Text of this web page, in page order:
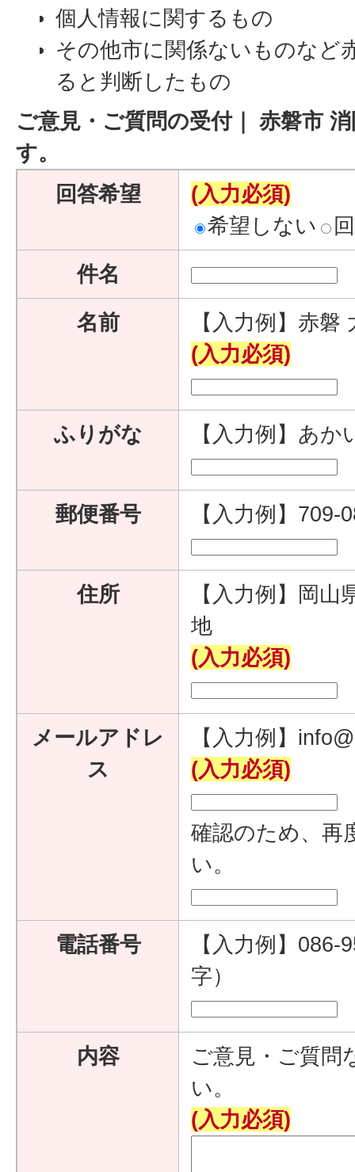
個人情報に関するもの
その他市に関係ないものなど
ると判断したもの
ご意見・ご質問の受付｜ 赤磐市
す。
回答希望
(入力必須)
希望しない
件名
名前
【入力例】赤磐
(入力必須)
ふりがな 【入力例】あ
郵便番号 【入力例】
住所
【入力例】岡
地
(入力必須)
メールアドレ
ス
【入力例】
(入力必須)
確認のため、再
い。
電話番号
【入力例】
字）
内容
ご意見・ご質問
い。
(入力必須)